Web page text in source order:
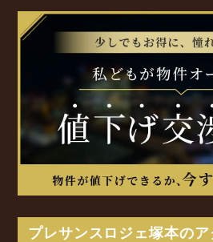
プレサンスロジェ塚本の